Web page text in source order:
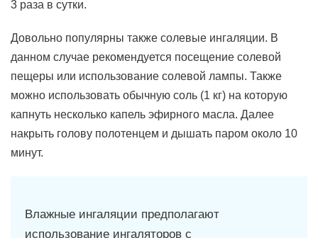
3 раза в сутки.
Довольно популярны также солевые ингаляции. В
данном случае рекомендуется посещение солевой
пещеры или использование солевой лампы. Также
можно использовать обычную соль (1 кг) на которую
капнуть несколько капель эфирного масла. Далее
накрыть голову полотенцем и дышать паром около 10
минут.
Влажные ингаляции предполагают
использование ингаляторов с